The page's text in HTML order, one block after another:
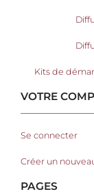
Kits de
VOTRE
Se connecter
Créer un
PAGES